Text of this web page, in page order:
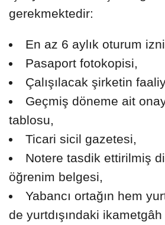
gerekmektedir:
En az 6 aylık oturum
Pasaport fotokopisi,
Çalışılacak şirketin
Geçmiş döneme ait
tablosu,
Ticari sicil gazetesi,
Notere tasdik ettirilmiş
öğrenim belgesi,
Yabancı ortağın hem
de yurtdışındaki